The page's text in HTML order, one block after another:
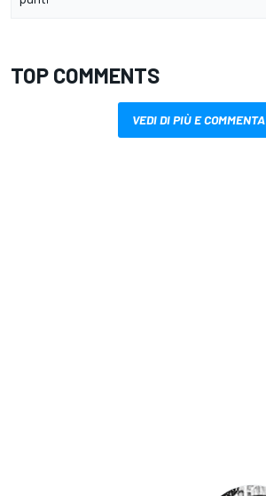
TOP COMMENTS
VEDI DI PIÙ E COMMENTA